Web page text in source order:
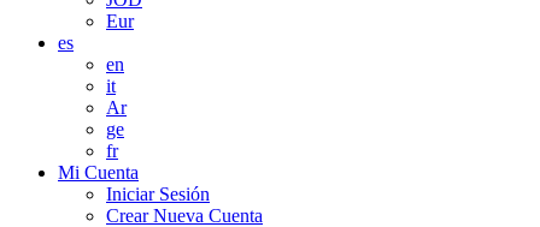
Eur
es
en
it
Ar
ge
fr
Mi Cuenta
Iniciar Sesión
Crear Nueva Cuenta